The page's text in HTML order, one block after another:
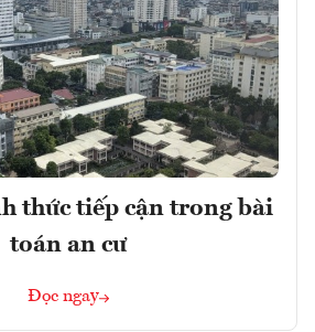
thức tiếp cận trong bài
toán an cư
Đọc ngay